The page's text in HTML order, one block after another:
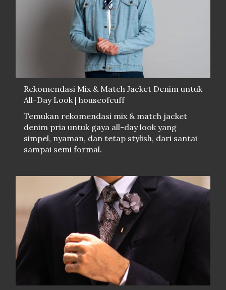
Rekomendasi Mix & Match Jacket Denim untuk
All-Day Look | houseofcuff
Temukan rekomendasi mix & match jacket
denim pria untuk gaya all-day look yang
simpel, nyaman, dan tetap stylish, dari santai
sampai semi formal.